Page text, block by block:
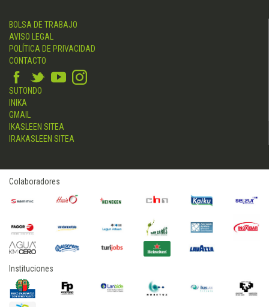
BOLSA DE TRABAJO
AVISO LEGAL
POLÍTICA DE PRIVACIDAD
CONTACTO
SUTONDO
INIKA
GMAIL
IKASLEEN SITEA
IRAKASLEEN SITEA
Colaboradores
Instituciones